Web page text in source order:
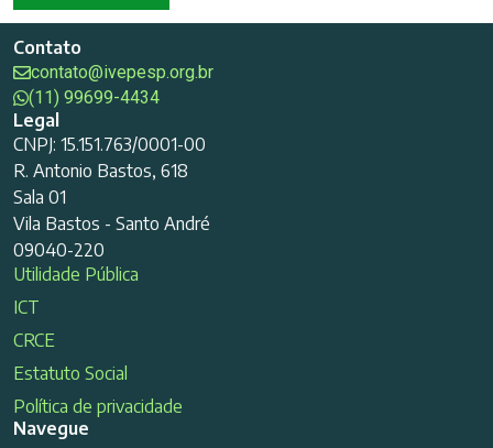
Contato
contato@ivepesp.org.br
(11) 99699-4434
Legal
CNPJ: 15.151.763/0001-00
R. Antonio Bastos, 618
Sala 01
Vila Bastos - Santo André
09040-220
Utilidade Pública
ICT
CRCE
Estatuto Social
Política de privacidade
Navegue